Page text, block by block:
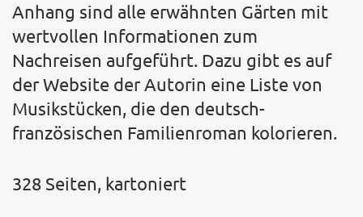
Anhang sind alle erwähnten Gärten mit
wertvollen Informationen zum
Nachreisen aufgeführt. Dazu gibt es auf
der Website der Autorin eine Liste von
Musikstücken, die den deutsch-
französischen Familienroman kolorieren.
328 Seiten, kartoniert